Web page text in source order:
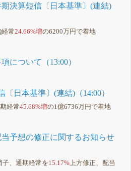
決算短信〔日本基準〕(連結)
経常24.66%増の6200万円で着地
について（13:00）
〔日本基準〕(連結)（14:00）
経常45.68%増の1億6736万円で着地
予想の修正に関するお知らせ
、通期経常を15.17%上方修正、配当